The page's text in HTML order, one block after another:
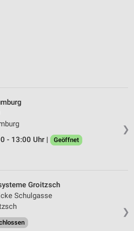
❯
- 13:00 Uhr |
Geöffnet
❯
Groitzsch
Schulgasse